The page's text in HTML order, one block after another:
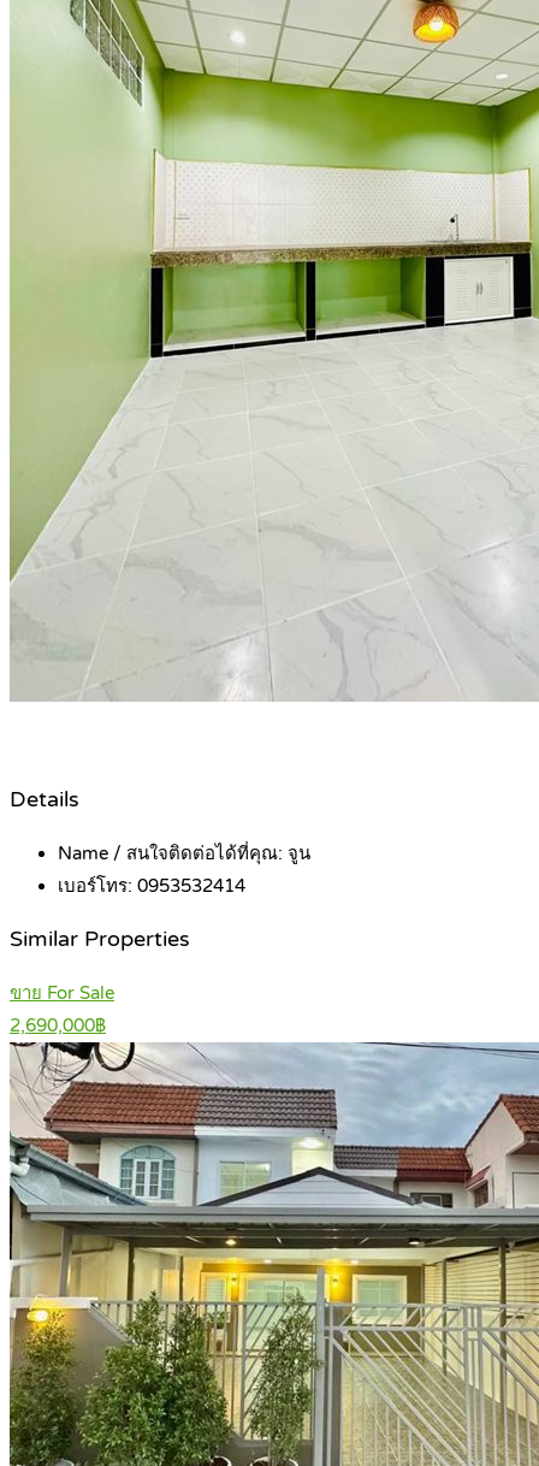
Details
Name / สนใจติดต่อได้ที่คุณ: จูน
เบอร์โทร: 0953532414
Similar Properties
ขาย For Sale
2,690,000฿